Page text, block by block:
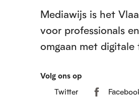
e
t
Mediawijs is het
voor professionals
omgaan met digitale
Volg ons op
Twitter